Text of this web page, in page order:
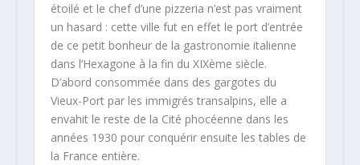
étoilé et le chef d’une pizzeria n’est pas vraiment
un hasard : cette ville fut en effet le port d’entrée
de ce petit bonheur de la gastronomie italienne
dans l’Hexagone à la fin du XIXème siècle.
D’abord consommée dans des gargotes du
Vieux-Port par les immigrés transalpins, elle a
envahit le reste de la Cité phocéenne dans les
années 1930 pour conquérir ensuite les tables de
la France entière.